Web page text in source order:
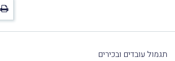
תגמול עובדים ובכירים